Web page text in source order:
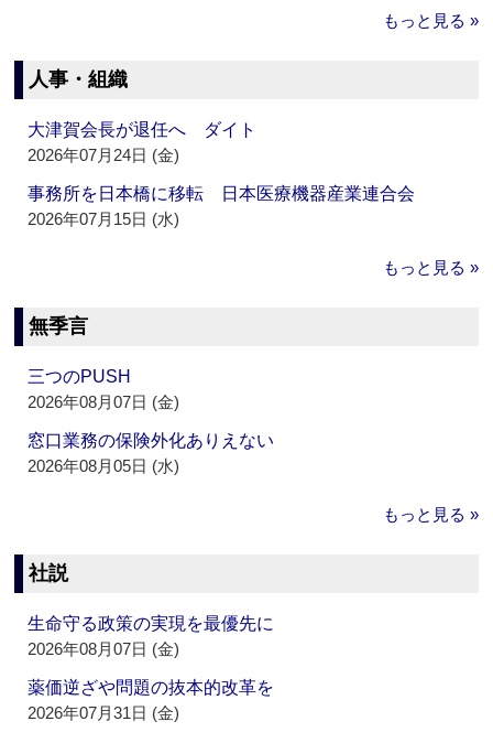
もっと見る »
人事・組織
大津賀会長が退任へ ダイト
2026年07月24日 (金)
事務所を日本橋に移転 日本医療機器産業連合会
2026年07月15日 (水)
もっと見る »
無季言
三つのPUSH
2026年08月07日 (金)
窓口業務の保険外化ありえない
2026年08月05日 (水)
もっと見る »
社説
生命守る政策の実現を最優先に
2026年08月07日 (金)
薬価逆ざや問題の抜本的改革を
2026年07月31日 (金)